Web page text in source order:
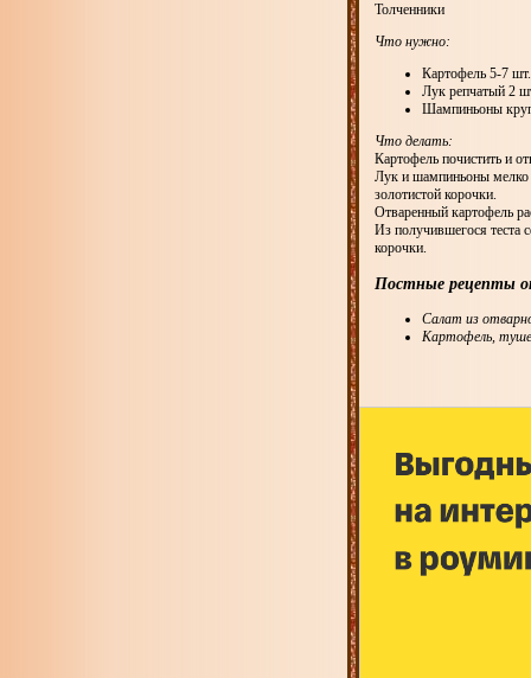
Толченники
Что нужно:
Картофель 5-7 шт.
Лук репчатый 2
Шампиньоны
Что делать:
Картофель почистить и
Лук и шампиньоны мелко
золотистой корочки.
Отваренный картофель
Из получившегося теста
корочки.
Постные рецепты
Салат из
Картофель,